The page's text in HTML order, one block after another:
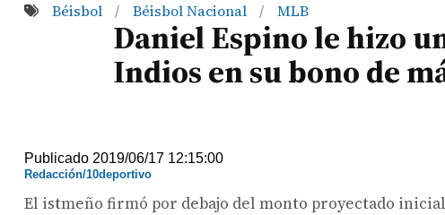
Béisbol / Béisbol Nacional / MLB
Daniel Espino le hizo
Indios en su bono de
Publicado 2019/06/17 12:15:00
Redacción/10deportivo
El istmeño firmó por debajo del monto proyectado